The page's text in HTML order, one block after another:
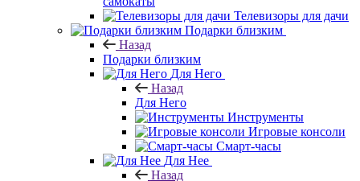
Телевизоры для дачи
Подарки близким
Назад
Подарки близким
Для Него
Назад
Для Него
Инструменты
Игровые консоли
Смарт-часы
Для Нее
Назад